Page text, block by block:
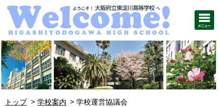
トップ 学校案内 学校運営協議会